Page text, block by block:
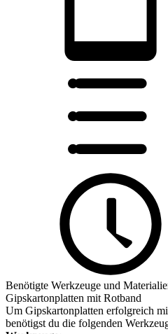
Benötigte Werkzeuge und
Gipskartonplatten mit Rotband
Um Gipskartonplatten erfolgreich
benötigst du die folgenden